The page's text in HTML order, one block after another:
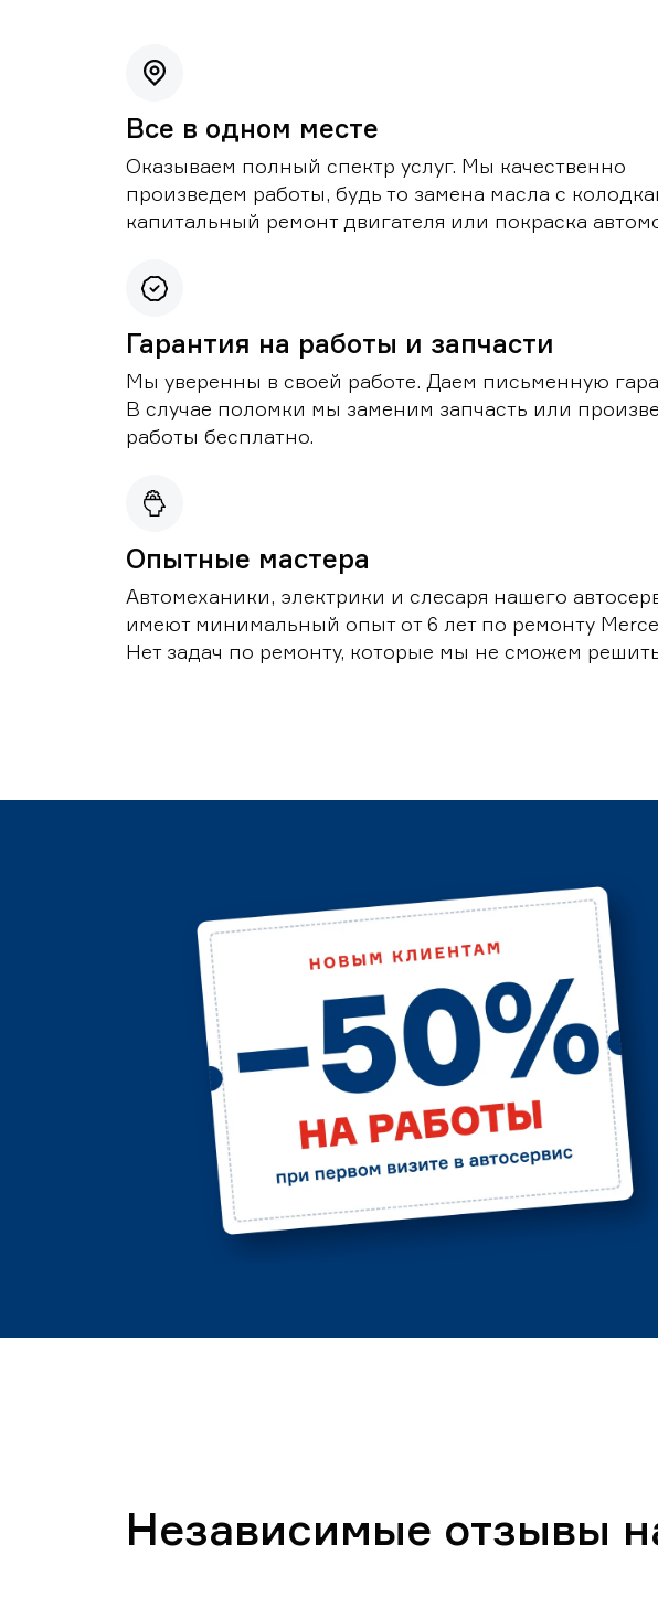
Все в одном месте
Оказываем полный спектр услуг. Мы качественно
произведем работы, будь то замена масла с
капитальный ремонт двигателя или покраска
Гарантия на работы и запчасти
Мы уверенны в своей работе. Даем письменную
В случае поломки мы заменим запчасть или
работы бесплатно.
Опытные мастера
Автомеханики, электрики и слесаря нашего
имеют минимальный опыт от 6 лет по ремонту
Нет задач по ремонту, которые мы не сможем
Независимые отзывы